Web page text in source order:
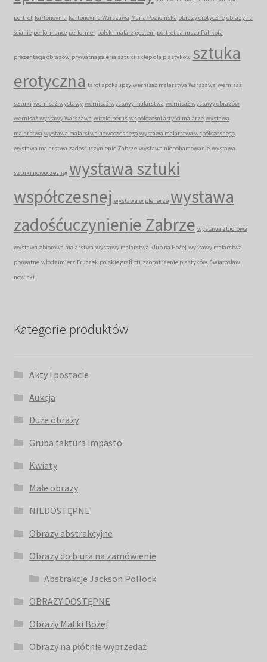
portret kartonovnia kartonovnia Warszawa Maria Poziomska obrazy erotyczne obrazy na
ścianie performance performer polski malarz gestem portret Janusza Palikota
prezentacja obrazów prywatna galeria sztuki sklep dla plastyków sztuka
erotyczna tarot apokalipsy wernisaż malarstwa Warszawa wernisaż
sztuki wernisaż wystawy wernisaż wystawy malarstwa wernisaż wystawy obrazów
wernisaż wystawy Warszawa witold berus współcześni artyści malarze wystawa
malarstwa wystawa malarstwa nowoczesnego wystawa malarstwa współczesnego
wystawa malarstwa zadośćuczynienie Zabrze wystawa niepohamowanie wystawa
sztuki nowoczesnej wystawa sztuki
współczesnej wystawa w plenerze wystawa
zadośćuczynienie Zabrze wystawa zbiorowa
wystawa zbiorowa malarstwa wystawy malarstwa klub na Hożej wystawy malarstwa
prywatne włodzimierz Fruczek polskie graffitti zaopatrzenie plastyków Światosław
nowicki
Kategorie produktów
Akty i postacie
Aukcja
Duże obrazy
Gruba faktura impasto
Kwiaty
Małe obrazy
NIEDOSTĘPNE
Obrazy abstrakcyjne
Obrazy do biura na zamówienie
Abstrakcje Jackson Pollock
OBRAZY DOSTĘPNE
Obrazy Matki Bożej
Obrazy na płótnie wyprzedaż